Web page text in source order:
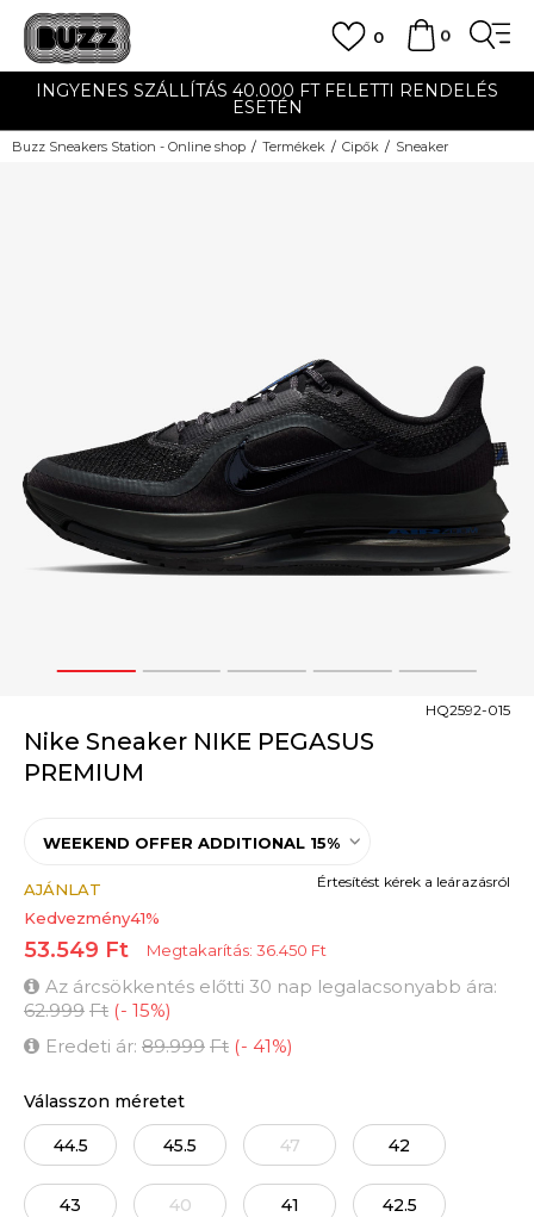
0
0
INGYENES SZÁLLÍTÁS 40.000 FT FELETTI RENDELÉS
ESETÉN
Buzz Sneakers Station - Online shop Termékek Cipők Sneaker
1 2 3 4 5
Nike Sneaker NIKE PEGASUS
PREMIUM
HQ2592-015
WEEKEND OFFER ADDITIONAL 15%
AJÁNLAT
Kedvezmény41%
53.549 Ft Megtakarítás: 36.450 Ft
Az árcsökkentés előtti 30 nap legalacsonyabb ára:
62.999 Ft (- 15%)
Eredeti ár: 89.999 Ft (- 41%)
Értesítést kérek a leárazásról
Válasszon méretet
44.5 45.5 47 42
43 40 41 42.5